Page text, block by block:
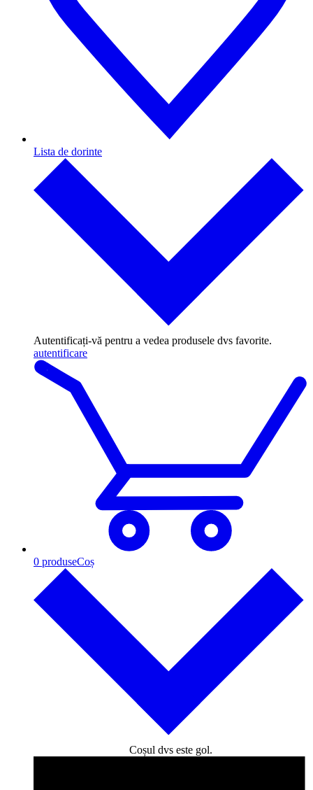
Lista de dorinte
Autentificați-vă pentru a vedea produsele dvs favorite.
autentificare
0 produseCoș
Coșul dvs este gol.